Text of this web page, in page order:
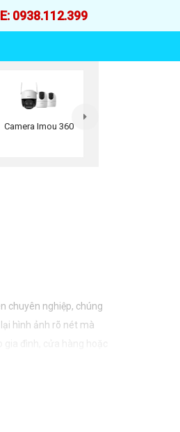
0938.112.399
Camera Imou 360
chuyên nghiệp, chúng
hình ảnh rõ nét mà
đình, cửa hàng hoặc